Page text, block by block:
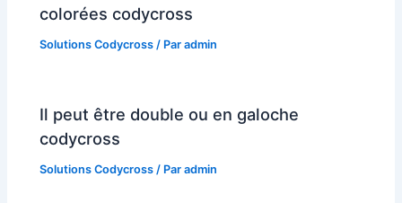
colorées codycross
Solutions Codycross / Paradmin
Il peut être double ou en galoche
codycross
Solutions Codycross / Paradmin